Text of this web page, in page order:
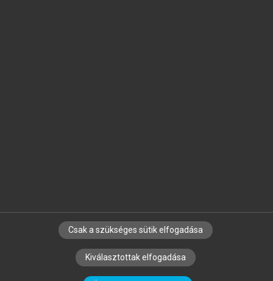
SZERZŐKNEK CÉGEKNEK KÖNYVTÁROSOKNAK
SZERKESZTÉSI ÉS LEKTORÁLÁSI ALAPELVEK
Csak a szükséges sütik elfogadása
Kiválasztottak elfogadása